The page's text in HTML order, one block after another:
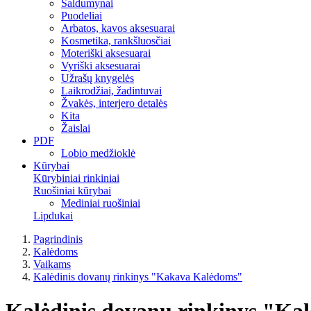
Saldumynai
Puodeliai
Arbatos, kavos aksesuarai
Kosmetika, rankšluosčiai
Moteriški aksesuarai
Vyriški aksesuarai
Užrašų knygelės
Laikrodžiai, žadintuvai
Žvakės, interjero detalės
Kita
Žaislai
PDF
Lobio medžioklė
Kūrybai
Kūrybiniai rinkiniai
Ruošiniai kūrybai
Mediniai ruošiniai
Lipdukai
Pagrindinis
Kalėdoms
Vaikams
Kalėdinis dovanų rinkinys "Kakava Kalėdoms"